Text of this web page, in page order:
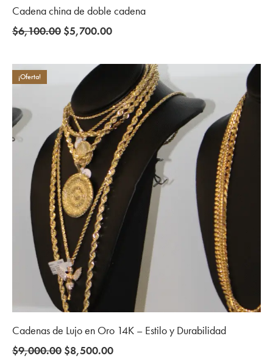
Cadena china de doble cadena
$6,100.00 Original
was:
$6,100.00.
$5,700.00Current
is:
$5,700.00.
¡Oferta!
Cadenas de Lujo en Oro 14K – Estilo y Durabilidad
$9,000.00 Original
$8,500.00Current